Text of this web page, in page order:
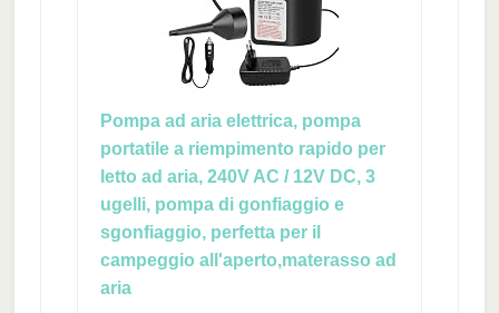
Pompa ad aria elettrica, pompa
portatile a riempimento rapido per
letto ad aria, 240V AC / 12V DC, 3
ugelli, pompa di gonfiaggio e
sgonfiaggio, perfetta per il
campeggio all'aperto,materasso ad
aria